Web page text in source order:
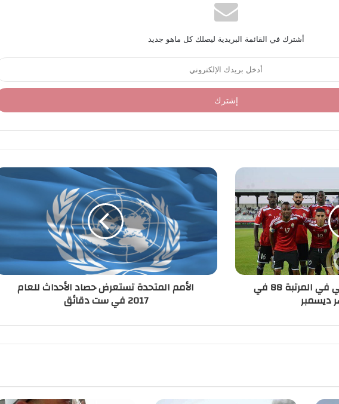
أشترك في القائمة البريدية ليصلك كل ماهو جديد
الفيفا تضع المنتخب الليبي في المرتبة 88 في
ديسمبر
الأمم المتحدة تستعرض حصاد الأحداث للعام
2017 في ست دقائق